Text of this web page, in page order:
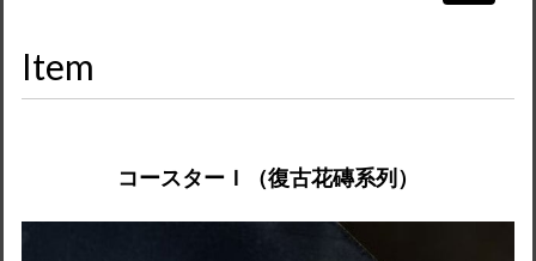
Item
コースターＩ（復古花磚系列）